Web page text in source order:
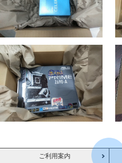
ご利用案内